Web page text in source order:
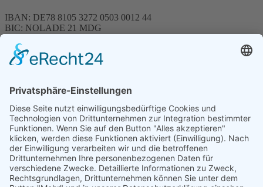
IBAN: DE78 8105 3272 0503 0012 44
BIC: NOLADE 21 MDG
Spenden können steuerlich abgesetzt werden
Förderung
© 1987 – 2025
Storchenhof Loburg e.V.
Alle Rechte vorbehalten.
Cookie-Einstellungen